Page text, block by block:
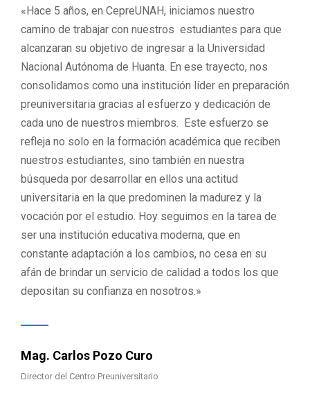
«Hace 5 años, en CepreUNAH, iniciamos nuestro
camino de trabajar con nuestros estudiantes para que
alcanzaran su objetivo de ingresar a la Universidad
Nacional Autónoma de Huanta. En ese trayecto, nos
consolidamos como una institución líder en preparación
preuniversitaria gracias al esfuerzo y dedicación de
cada uno de nuestros miembros. Este esfuerzo se
refleja no solo en la formación académica que reciben
nuestros estudiantes, sino también en nuestra
búsqueda por desarrollar en ellos una actitud
universitaria en la que predominen la madurez y la
vocación por el estudio. Hoy seguimos en la tarea de
ser una institución educativa moderna, que en
constante adaptación a los cambios, no cesa en su
afán de brindar un servicio de calidad a todos los que
depositan su confianza en nosotros.»
Mag. Carlos Pozo Curo
Director del Centro Preuniversitario